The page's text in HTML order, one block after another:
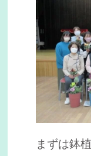
まずは鉢